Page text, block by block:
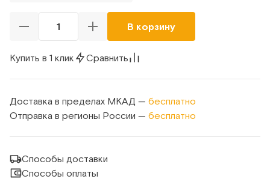
В корзину
Купить в 1 клик Сравнить
Доставка в пределах МКАД — бесплатно
Отправка в регионы России — бесплатно
Способы доставки
Способы оплаты